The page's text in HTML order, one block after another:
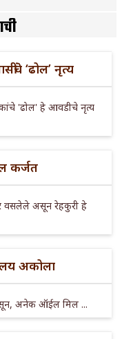
‘ढोल’ नृत्य
'ढोल' हे आवडीचे नृत्य
कर्जत
वसलेले असून रेहकुरी हे
अकोला
अनेक ऑईल मिल ...